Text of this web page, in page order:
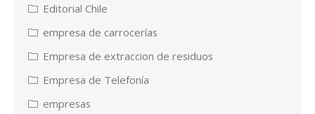
Editorial Chile
empresa de carrocerías
Empresa de extraccion de residuos
Empresa de Telefonía
empresas